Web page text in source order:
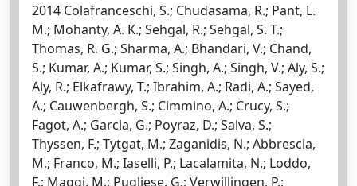
2014 Colafranceschi, S.; Chudasama, R.; Pant, L.
M.; Mohanty, A. K.; Sehgal, R.; Sehgal, S. T.;
Thomas, R. G.; Sharma, A.; Bhandari, V.; Chand,
S.; Kumar, A.; Kumar, S.; Singh, A.; Singh, V.; Aly, S.;
Aly, R.; Elkafrawy, T.; Ibrahim, A.; Radi, A.; Sayed,
A.; Cauwenbergh, S.; Cimmino, A.; Crucy, S.;
Fagot, A.; Garcia, G.; Poyraz, D.; Salva, S.;
Thyssen, F.; Tytgat, M.; Zaganidis, N.; Abbrescia,
M.; Franco, M.; Iaselli, P.; Lacalamita, N.; Loddo,
F.; Maggi, M.; Pugliese, G.; Verwillingen, P.;